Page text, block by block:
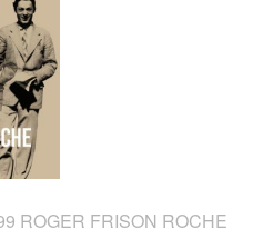
ROGER FRISON ROCHE